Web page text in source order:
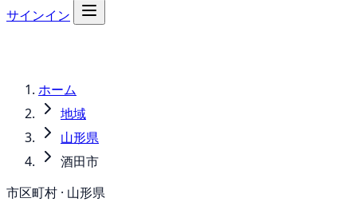
サインイン
ホーム
地域
山形県
酒田市
市区町村 · 山形県